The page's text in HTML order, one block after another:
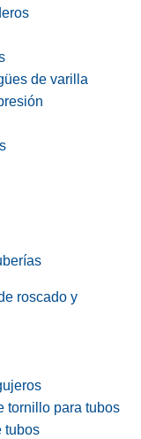
de varilla
roscado y
tornillo para tubos
tubos